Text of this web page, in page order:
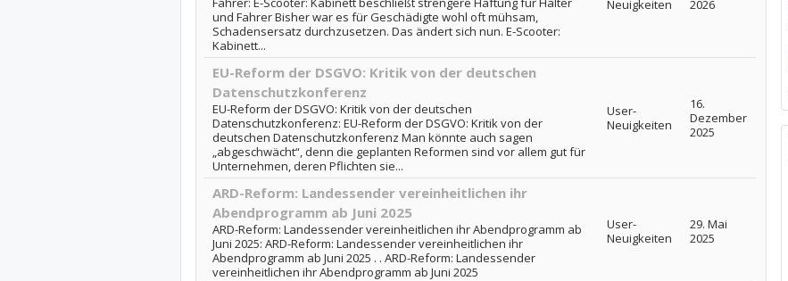
und Fahrer Bisher war es für Geschädigte wohl oft mühsam,
Schadensersatz durchzusetzen. Das ändert sich nun. E-Scooter:
Kabinett...
Neuigkeiten
2026
EU-Reform der DSGVO: Kritik von der deutschen
Datenschutzkonferenz
EU-Reform der DSGVO: Kritik von der deutschen
Datenschutzkonferenz: EU-Reform der DSGVO: Kritik von der
deutschen Datenschutzkonferenz Man könnte auch sagen
„abgeschwächt“, denn die geplanten Reformen sind vor allem gut für
Unternehmen, deren Pflichten sie...
User-
Neuigkeiten
16.
Dezember
2025
ARD-Reform: Landessender vereinheitlichen ihr
Abendprogramm ab Juni 2025
ARD-Reform: Landessender vereinheitlichen ihr Abendprogramm ab
Juni 2025: ARD-Reform: Landessender vereinheitlichen ihr
Abendprogramm ab Juni 2025 . . ARD-Reform: Landessender
vereinheitlichen ihr Abendprogramm ab Juni 2025
User-
Neuigkeiten
29. Mai
2025